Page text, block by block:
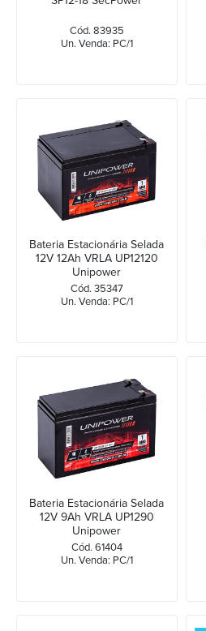
Cód. 83935
Un. Venda: PC/1
Bateria Estacionária Selada
12V 12Ah VRLA UP12120
Unipower
Cód. 35347
Un. Venda: PC/1
Bateria Estacionária Selada
12V 9Ah VRLA UP1290
Unipower
Cód. 61404
Un. Venda: PC/1